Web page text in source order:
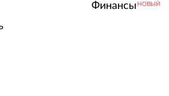
Финансы НОВЫЙ